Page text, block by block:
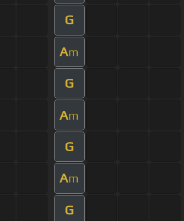
G
Am
G
Am
G
Am
G